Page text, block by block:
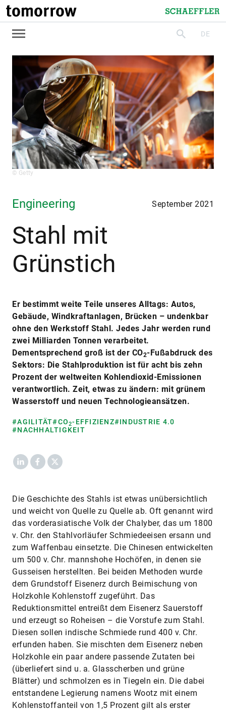
tomorrow
Schaeffler
suchenDE
© Getty
Engineering September 2021
Stahl mit
Grünstich
Er bestimmt weite Teile unseres Alltags: Autos,
Gebäude, Windkraftanlagen, Brücken – undenkbar
ohne den Werkstoff Stahl. Jedes Jahr werden rund
zwei Milliarden Tonnen verarbeitet.
Dementsprechend groß ist der CO2-Fußabdruck des
Sektors: Die Stahlproduktion ist für acht bis zehn
Prozent der weltweiten Kohlendioxid-Emissionen
verantwortlich. Zeit, etwas zu ändern: mit grünem
Wasserstoff und neuen Technologieansätzen.
#AGILITÄT#CO2-EFFIZIENZ#INDUSTRIE 4.0
#NACHHALTIGKEIT
LinkedInFacebook
X
Die Geschichte des Stahls ist etwas unübersichtlich
und weicht von Quelle zu Quelle ab. Oft genannt wird
das vorderasiatische Volk der Chalyber, das um 1800
v. Chr. den Stahlvorläufer Schmiedeeisen ersann und
zum Waffenbau einsetzte. Die Chinesen entwickelten
um 500 v. Chr. mannshohe Hochöfen, in denen sie
Gusseisen herstellten. Bei beiden Methoden wurde
dem Grundstoff Eisenerz durch Beimischung von
Holzkohle Kohlenstoff zugeführt. Das
Reduktionsmittel entreißt dem Eisenerz Sauerstoff
und erzeugt so Roheisen – die Vorstufe zum Stahl.
Diesen sollen indische Schmiede rund 400 v. Chr.
erfunden haben. Sie mischten dem Eisenerz neben
Holzkohle ein paar andere passende Zutaten bei
(überliefert sind u. a. Glasscherben und grüne
Blätter) und schmolzen es in Tiegeln ein. Die dabei
entstandene Legierung namens Wootz mit einem
Kohlenstoffanteil von 1,5 Prozent gilt als erster